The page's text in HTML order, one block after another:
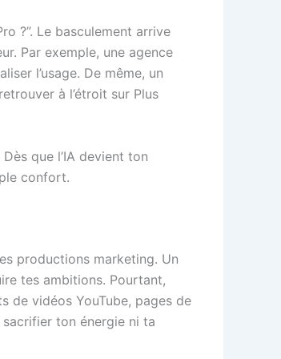
?”. Le basculement arrive
Par exemple, une agence
l’usage. De même, un
à l’étroit sur Plus
Dès que l’IA devient ton
confort.
productions marketing. Un
tes ambitions. Pourtant,
de vidéos YouTube, pages de
ton énergie ni ta